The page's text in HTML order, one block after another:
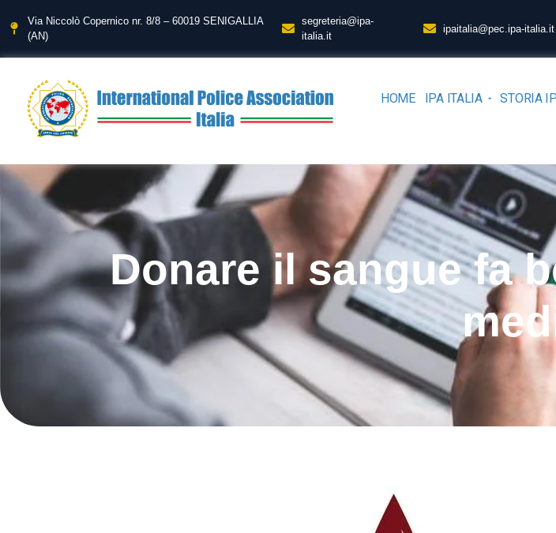
Via Niccolò Copernico nr. 8/8 – 60019 SENIGALLIA
(AN)
segreteria@ipa-
italia.it
ipaitalia@pec.ipa-italia.it
HOME IPA ITALIA STORIA
Donare il sangue fa